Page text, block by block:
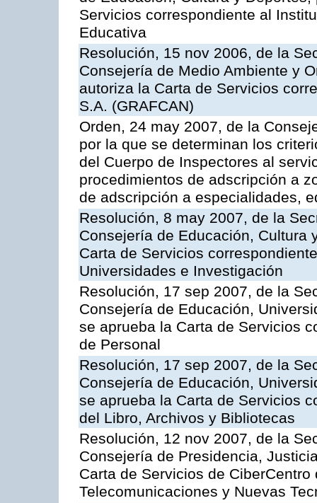
Servicios correspondiente al
Educativa
Resolución, 15 nov 2006, de la
Consejería de Medio Ambiente y
autoriza la Carta de Servicios
S.A. (GRAFCAN)
Orden, 24 may 2007, de la
por la que se determinan los
del Cuerpo de Inspectores al
procedimientos de adscripción a
de adscripción a especialidades,
Resolución, 8 may 2007, de la
Consejería de Educación, Cultura
Carta de Servicios
Universidades e Investigación
Resolución, 17 sep 2007, de la
Consejería de Educación,
se aprueba la Carta de Servicios
de Personal
Resolución, 17 sep 2007, de la
Consejería de Educación,
se aprueba la Carta de Servicios
del Libro, Archivos y Bibliotecas
Resolución, 12 nov 2007, de la
Consejería de Presidencia,
Carta de Servicios de
Telecomunicaciones y Nuevas